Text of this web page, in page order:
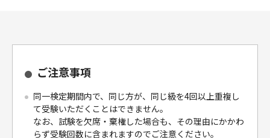
ご注意事項
同一検定期間内で、同じ方が、同じ級を4回以上重複し
て受験いただくことはできません。
なお、試験を欠席・棄権した場合も、その理由にかかわ
らず受験回数に含まれますのでご注意ください。